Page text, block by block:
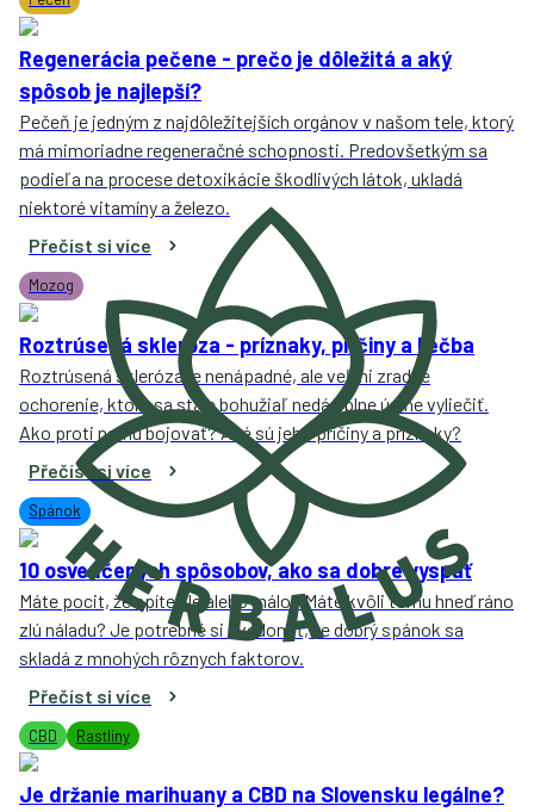
Regenerácia pečene - prečo je dôležitá a aký
spôsob je najlepší?
Pečeň je jedným z najdôležitejších orgánov v našom tele, ktorý
má mimoriadne regeneračné schopnosti. Predovšetkým sa
podieľa na procese detoxikácie škodlivých látok, ukladá
niektoré vitamíny a železo.
Přečíst si více
Mozog
Roztrúsená skleróza - príznaky, príčiny a liečba
Roztrúsená skleróza je nenápadné, ale veľmi zradné
ochorenie, ktoré sa stále bohužiaľ nedá úplne úplne vyliečiť.
Ako proti nemu bojovať? Aké sú jeho príčiny a príznaky?
Přečíst si více
Spánok
10 osvedčených spôsobov, ako sa dobre vyspať
Máte pocit, že spíte zle alebo málo? Máte kvôli tomu hneď ráno
zlú náladu? Je potrebné si uvedomiť, že dobrý spánok sa
skladá z mnohých rôznych faktorov.
Přečíst si více
CBD Rastliny
Je držanie marihuany a CBD na Slovensku legálne?